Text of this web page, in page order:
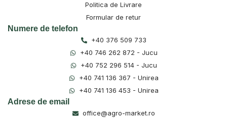
Politica de Livrare
Formular de retur
Numere de telefon
+40 376 509 733
+40 746 262 872 - Jucu
+40 752 296 514 - Jucu
+40 741 136 367 - Unirea
+40 741 136 453 - Unirea
Adrese de email
office@agro-market.ro